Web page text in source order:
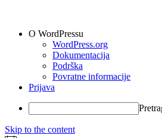
O WordPressu
WordPress.org
Dokumentacija
Podrška
Povratne informacije
Prijava
Skip to the content